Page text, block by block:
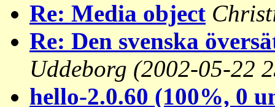
Re: Media object
Re: Den svenska
Uddeborg (2002-05-22
hello-2.0.60 (100%, 0